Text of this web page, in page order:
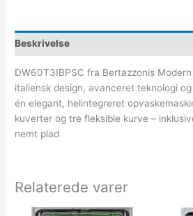
Beskrivelse
DW60T3IBPSC fra Bertazzonis
italiensk design, avanceret teknologi
én elegant, helintegreret
kuverter og tre fleksible kurve –
nemt plad
Relaterede varer